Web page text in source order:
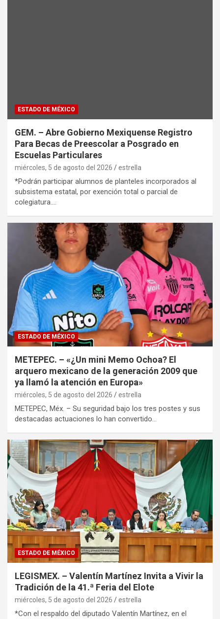
ESTADO DE MÉXICO
GEM. – Abre Gobierno Mexiquense Registro
Para Becas de Preescolar a Posgrado en
Escuelas Particulares
miércoles, 5 de agosto del 2026 estrella
*Podrán participar alumnos de planteles incorporados al
subsistema estatal, por exención total o parcial de
colegiatura.…
ESTADO DE MÉXICO
METEPEC. – «¿Un mini Memo Ochoa? El
arquero mexicano de la generación 2009 que
ya llamó la atención en Europa»
miércoles, 5 de agosto del 2026 estrella
METEPEC, Méx. – Su seguridad bajo los tres postes y sus
destacadas actuaciones lo han convertido…
ESTADO DE MÉXICO
LEGISMEX. – Valentín Martínez Invita a Vivir la
Tradición de la 41.ª Feria del Elote
miércoles, 5 de agosto del 2026 estrella
*Con el respaldo del diputado Valentín Martínez, en el